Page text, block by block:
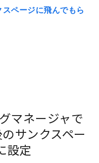
ページに飛んでもら
マネージャで
サンクスペー
設定